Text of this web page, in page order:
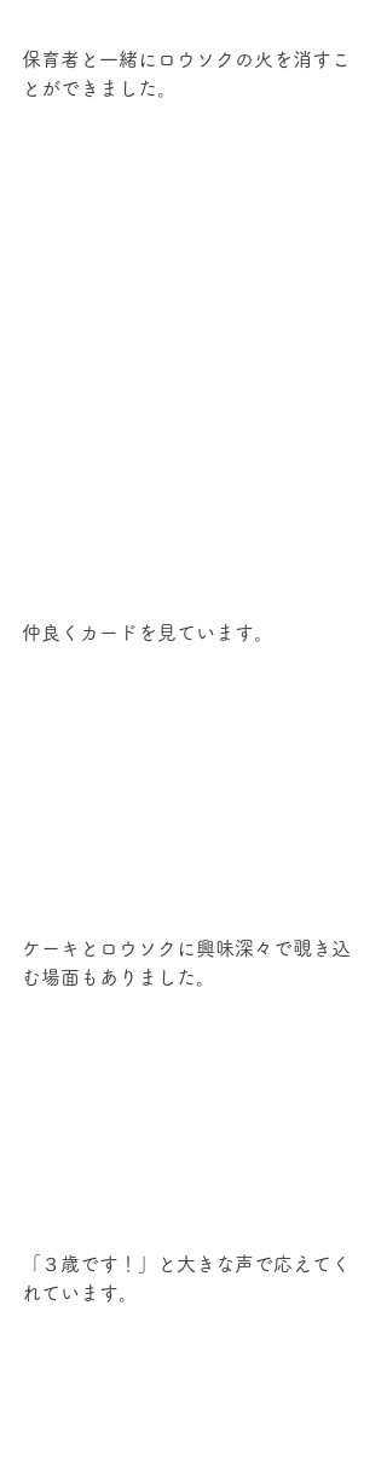
保育者と一緒にロウソクの火を消すこ
とができました。
仲良くカードを見ています。
ケーキとロウソクに興味深々で覗き込
む場面もありました。
「３歳です！」と大きな声で応えてく
れています。